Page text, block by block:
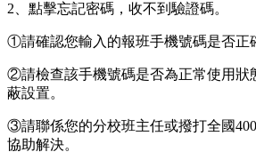
2、點擊忘記密碼，收不到驗證碼。
①請確認您輸入的報班手機號碼是否正
②請檢查該手機號碼是否為正常使用狀
蔽設置。
③請聯係您的分校班主任或撥打全國400
協助解決。